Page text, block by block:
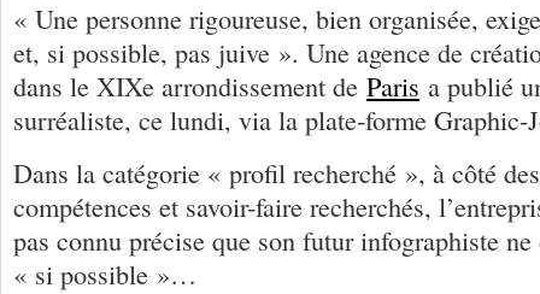
« Une personne rigoureuse, bien organisée,
et, si possible, pas juive ». Une agence de
dans le XIXe arrondissement de Paris a publié
surréaliste, ce lundi, via la plate-forme Graphic-
Dans la catégorie « profil recherché », à côté
compétences et savoir-faire recherchés,
pas connu précise que son futur infographiste
« si possible »…